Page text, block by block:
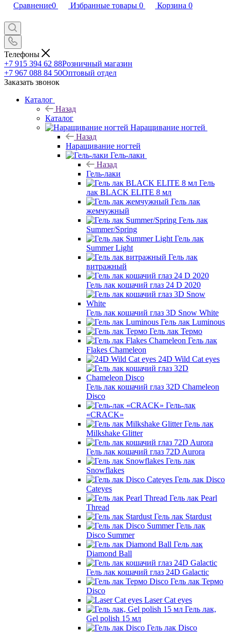
Сравнение0 Избранные товары 0 Корзина 0
Телефоны
+7 915 394 62 88Розничный магазин
+7 967 088 84 50Оптовый отдел
Заказать звонок
Каталог
Назад
Каталог
Наращивание ногтей
Назад
Наращивание ногтей
Гель-лаки
Назад
Гель-лаки
Гель
лак BLACK ELITE 8 мл
Гель лак
жемчужный
Гель лак
Summer/Spring
Гель лак
Summer Light
Гель лак
витражный
Гель лак кошачий глаз 24 D 2020
Гель лак кошачий глаз 3D Snow White
Гель лак Luminous
Гель лак Термо
Гель лак
Flakes Chameleon
24D Wild Cat eyes
Гель лак кошачий глаз 32D Chameleon
Disco
Гель-лак
«CRACK»
Гель лак
Milkshake Glitter
Гель лак кошачий глаз 72D Aurora
Гель лак
Snowflakes
Гель лак Disco
Cateyes
Гель лак Pearl
Thread
Гель лак Stardust
Гель лак
Disco Summer
Гель лак
Diamond Ball
Гель лак кошачий глаз 24D Galactic
Гель лак Термо
Disco
Laser Cat eyes
Гель лак,
Gel polish 15 мл
Гель лак Disco